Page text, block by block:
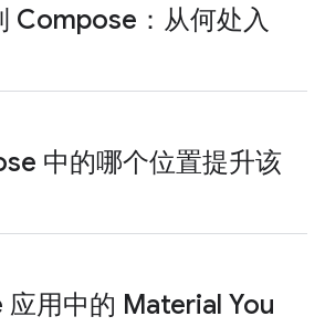
Compose：从何处入
中的哪个位置提升该
用中的 Material You